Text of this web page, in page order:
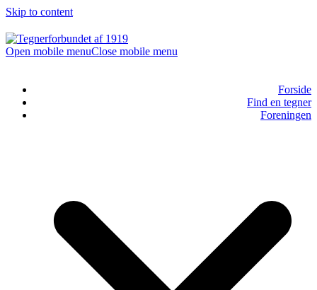
Skip to content
Open mobile menuClose mobile menu
Forside
Find en tegner
Foreningen